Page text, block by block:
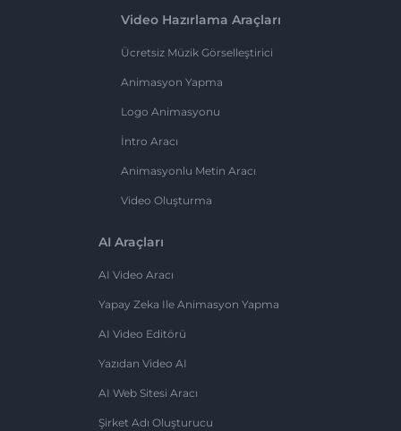
Video Hazırlama Araçları
Ücretsiz Müzik Görselleştirici
Animasyon Yapma
Logo Animasyonu
İntro Aracı
Animasyonlu Metin Aracı
Video Oluşturma
AI Araçları
AI Video Aracı
Yapay Zeka Ile Animasyon Yapma
AI Video Editörü
Yazıdan Video AI
AI Web Sitesi Aracı
Şirket Adı Oluşturucu